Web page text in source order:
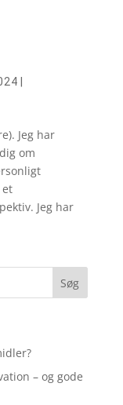
Jeg har
om
et
Jeg har
– og gode